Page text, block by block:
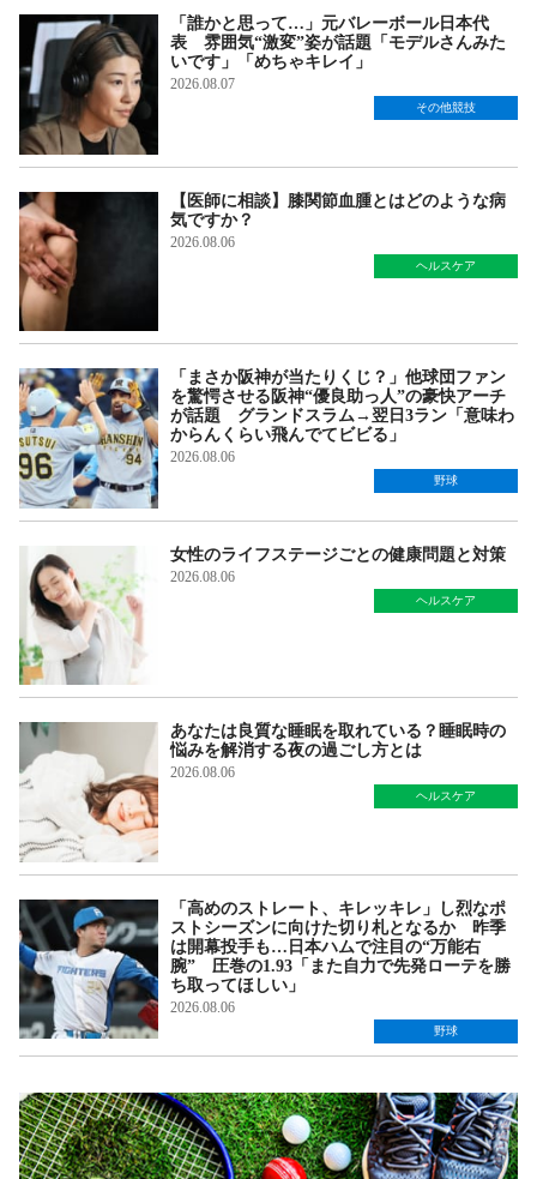
「誰かと思って…」元バレーボール日本代
表 雰囲気“激変”姿が話題「モデルさんみた
いです」「めちゃキレイ」
2026.08.07
その他競技
【医師に相談】膝関節血腫とはどのような病
気ですか？
2026.08.06
ヘルスケア
「まさか阪神が当たりくじ？」他球団ファン
を驚愕させる阪神“優良助っ人”の豪快アーチ
が話題 グランドスラム→翌日3ラン「意味わ
からんくらい飛んでてビビる」
2026.08.06
野球
女性のライフステージごとの健康問題と対策
2026.08.06
ヘルスケア
あなたは良質な睡眠を取れている？睡眠時の
悩みを解消する夜の過ごし方とは
2026.08.06
ヘルスケア
「高めのストレート、キレッキレ」し烈なポ
ストシーズンに向けた切り札となるか 昨季
は開幕投手も…日本ハムで注目の“万能右
腕” 圧巻の1.93「また自力で先発ローテを勝
ち取ってほしい」
2026.08.06
野球